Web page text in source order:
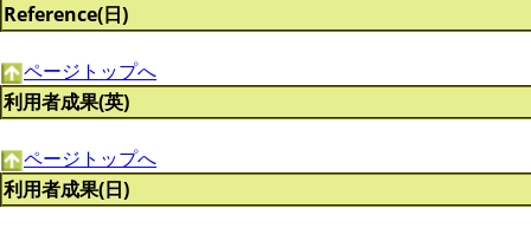
Reference(日)
ページトップへ
利用者成果(英)
ページトップへ
利用者成果(日)